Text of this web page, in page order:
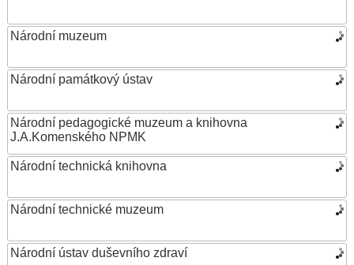
Národní muzeum
Národní památkový ústav
Národní pedagogické muzeum a knihovna
J.A.Komenského NPMK
Národní technická knihovna
Národní technické muzeum
Národní ústav duševního zdraví